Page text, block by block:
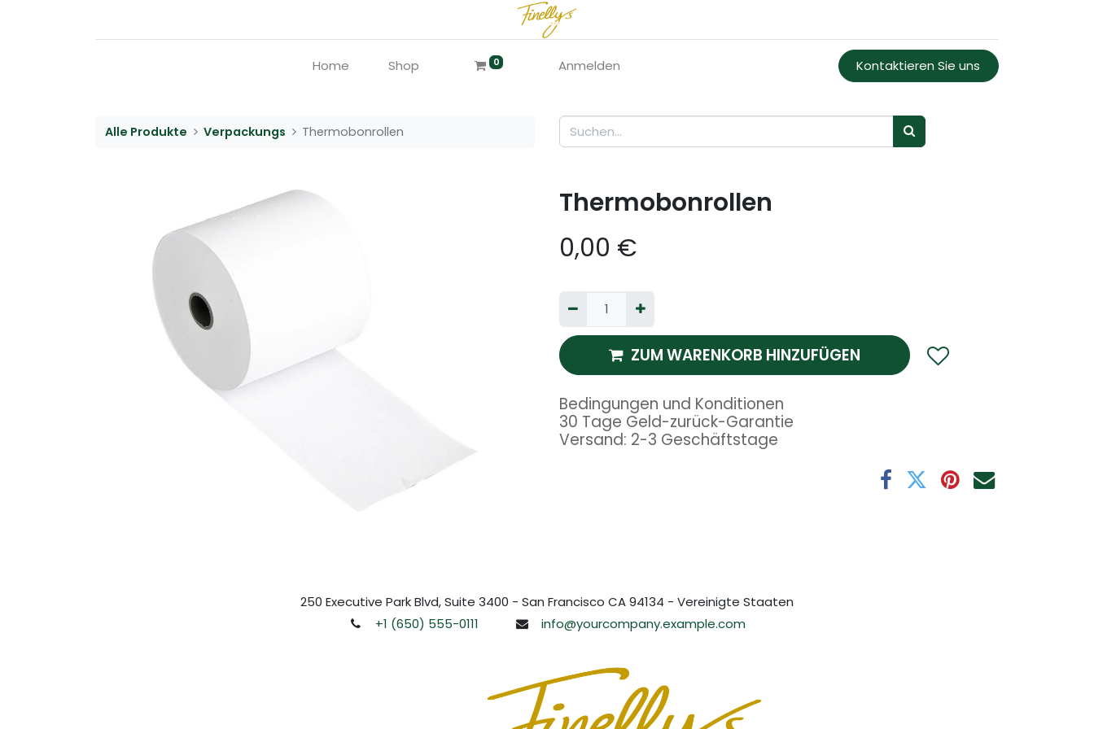
Home Shop 0 Anmelden Kontaktieren Sie uns
Alle Produkte Verpackungs Thermobonrollen
Thermobonrollen
0,00 €
ZUM WARENKORB HINZUFÜGEN
Bedingungen und Konditionen
30 Tage Geld-zurück-Garantie
Versand: 2-3 Geschäftstage
250 Executive Park Blvd, Suite 3400 - San Francisco CA 94134 - Vereinigte Staaten
+1 (650) 555-0111
info@yourcompany.example.com